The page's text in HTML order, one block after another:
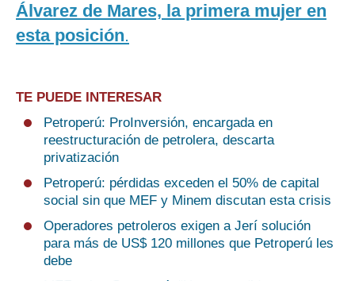
Álvarez de Mares, la primera mujer en
esta posición.
TE PUEDE INTERESAR
Petroperú: ProInversión, encargada en
reestructuración de petrolera, descarta
privatización
Petroperú: pérdidas exceden el 50% de capital
social sin que MEF y Minem discutan esta crisis
Operadores petroleros exigen a Jerí solución
para más de US$ 120 millones que Petroperú les
debe